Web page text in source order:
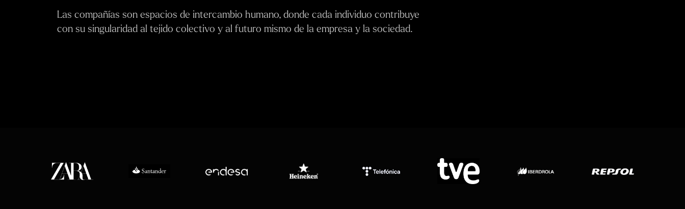
Las compañías son espacios de intercambio humano, donde cada individuo contribuye
con su singularidad al tejido colectivo y al futuro mismo de la empresa y la sociedad.